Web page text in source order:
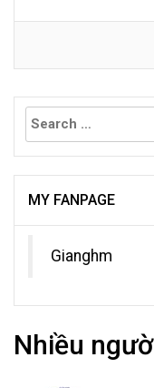
Search
for:
MY FANPAGE
Gianghm
Nhiều